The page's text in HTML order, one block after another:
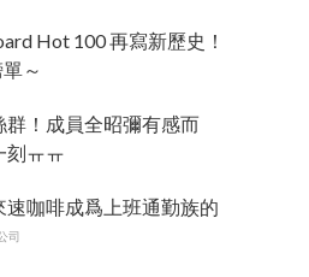
Hot 100 再寫新歷史！
～
群！成員全昭彌有感而
刻ㅠㅠ
咖啡成爲上班通勤族的
司